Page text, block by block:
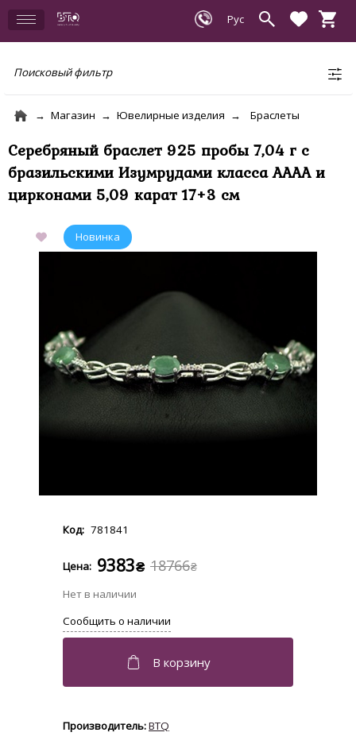
Поисковый фильтр
Магазин Ювелирные изделия Браслеты
Серебряный браслет 925 пробы 7,04 г с
бразильскими Изумрудами класса АААА и
цирконами 5,09 карат 17+3 см
781841
18766₴
9383₴
BTQ